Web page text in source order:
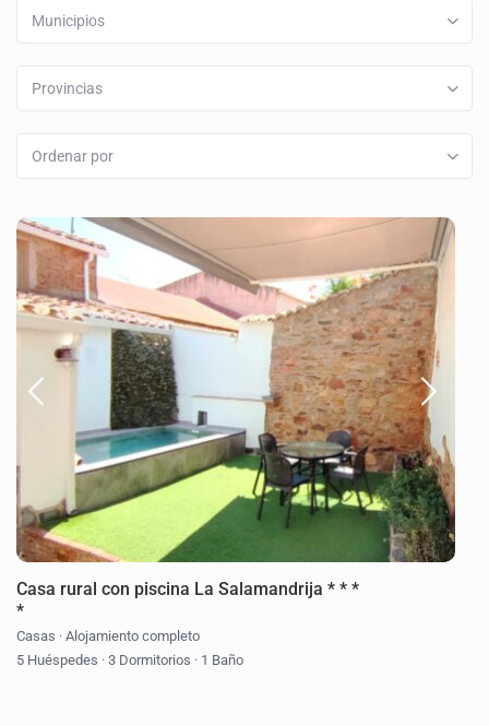
Municipios
Provincias
Ordenar por
Casa rural con piscina La Salamandrija * * *
*
Casas · Alojamiento completo
5 Huéspedes · 3 Dormitorios · 1 Baño